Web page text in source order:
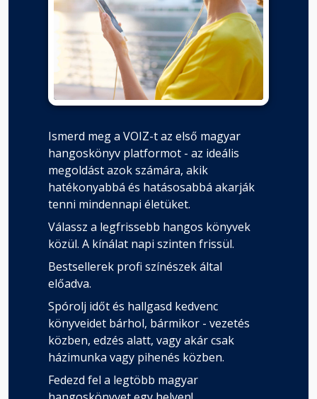
Ismerd meg a VOIZ-t az első magyar
hangoskönyv platformot - az ideális
megoldást azok számára, akik
hatékonyabbá és hatásosabbá akarják
tenni mindennapi életüket.
Válassz a legfrissebb hangos könyvek
közül. A kínálat napi szinten frissül.
Bestsellerek profi színészek által
előadva.
Spórolj időt és hallgasd kedvenc
könyveidet bárhol, bármikor - vezetés
közben, edzés alatt, vagy akár csak
házimunka vagy pihenés közben.
Fedezd fel a legtöbb magyar